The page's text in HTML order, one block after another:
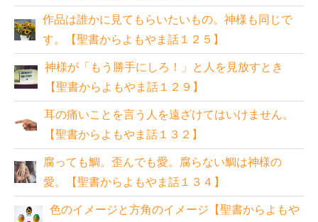
作品は誰かに見てもらいたいもの。神様も同じで
す。【聖書からよもやま話１２５】
神様が「もう勝手にしろ！」と人を見放すとき
【聖書からよもやま話１２９】
耳の痛いことを言う人を遠ざけてはいけません。
【聖書からよもやま話１３２】
腐っても鯛。歪んでも愛。腐らない鯛は神様の
愛。【聖書からよもやま話１３４】
色のイメージと方角のイメージ【聖書からよもや